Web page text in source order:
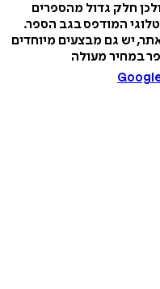
חלק גדול מהספרים
המודפס בגב הספר.
יש גם מבצעים מיוחדים
במחיר מעולה